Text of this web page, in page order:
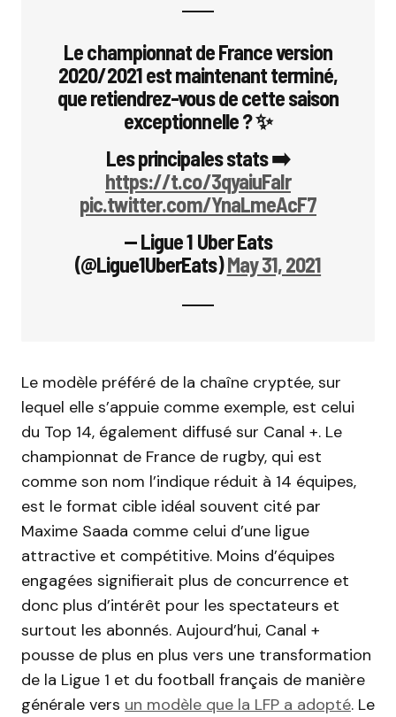
Le championnat de France version
2020/2021 est maintenant terminé,
que retiendrez-vous de cette saison
exceptionnelle ? ✨
Les principales stats ➡️
https://t.co/3qyaiuFaIr
pic.twitter.com/YnaLmeAcF7
— Ligue 1 Uber Eats
(@Ligue1UberEats)May 31, 2021
Le modèle préféré de la chaîne cryptée, sur
lequel elle s’appuie comme exemple, est celui
du Top 14, également diffusé sur Canal +. Le
championnat de France de rugby, qui est
comme son nom l’indique réduit à 14 équipes,
est le format cible idéal souvent cité par
Maxime Saada comme celui d’une ligue
attractive et compétitive. Moins d’équipes
engagées signifierait plus de concurrence et
donc plus d’intérêt pour les spectateurs et
surtout les abonnés. Aujourd’hui, Canal +
pousse de plus en plus vers une transformation
de la Ligue 1 et du football français de manière
générale vers un modèle que la LFP a adopté. Le